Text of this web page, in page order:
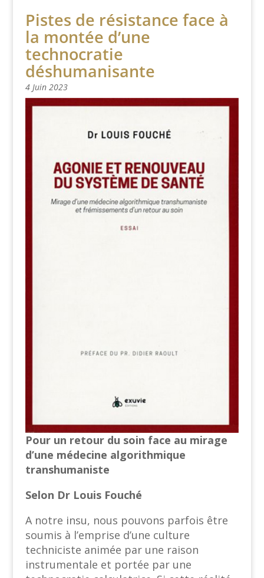
Pistes de résistance face à
la montée d’une
technocratie
déshumanisante
4 Juin 2023
Pour un retour du soin face au mirage
d’une médecine algorithmique
transhumaniste
Selon Dr Louis Fouché
A notre insu, nous pouvons parfois être
soumis à l’emprise d’une culture
techniciste animée par une raison
instrumentale et portée par une